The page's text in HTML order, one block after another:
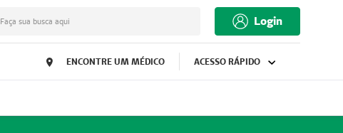
Faça sua busca aqui Login
ENCONTRE UM MÉDICO ACESSO RÁPIDO